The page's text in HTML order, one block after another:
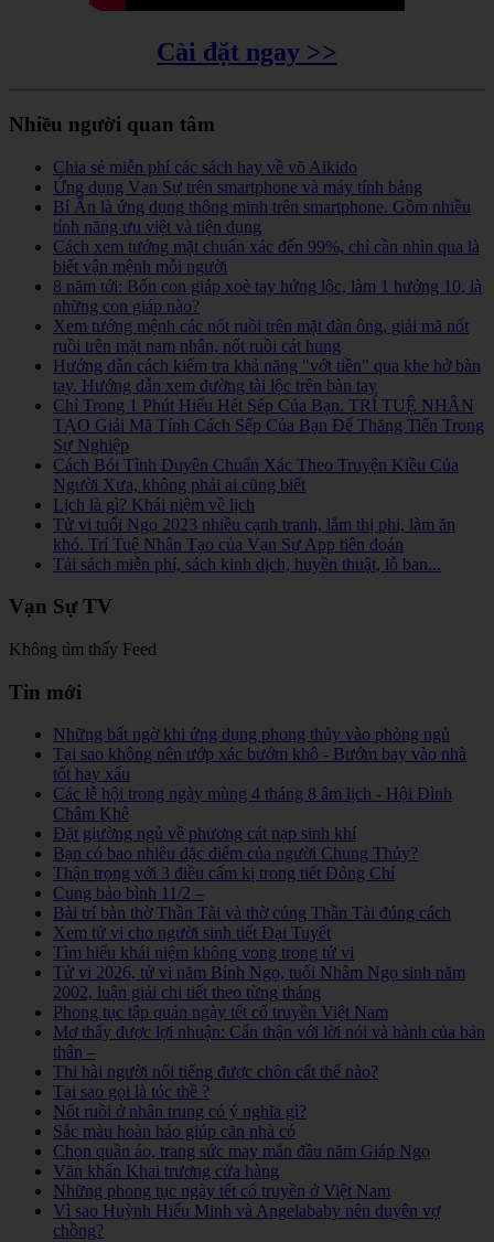
Cài đặt ngay >>
Nhiều người quan tâm
Chia sẻ miễn phí các sách hay về võ Aikido
Ứng dụng Vạn Sự trên smartphone và máy tính bảng
Bí Ẩn là ứng dụng thông minh trên smartphone. Gồm nhiều
tính năng ưu việt và tiện dụng
Cách xem tướng mặt chuẩn xác đến 99%, chỉ cần nhìn qua là
biết vận mệnh mỗi người
8 năm tới: Bốn con giáp xoè tay hứng lộc, làm 1 hưởng 10, là
những con giáp nào?
Xem tướng mệnh các nốt ruồi trên mặt đàn ông, giải mã nốt
ruồi trên mặt nam nhân, nốt ruồi cát hung
Hướng dẫn cách kiểm tra khả năng "vớt tiền" qua khe hở bàn
tay. Hướng dẫn xem đường tài lộc trên bàn tay
Chỉ Trong 1 Phút Hiểu Hết Sếp Của Bạn. TRÍ TUỆ NHÂN
TẠO Giải Mã Tính Cách Sếp Của Bạn Để Thăng Tiến Trong
Sự Nghiệp
Cách Bói Tình Duyên Chuẩn Xác Theo Truyện Kiều Của
Người Xưa, không phải ai cũng biết
Lịch là gì? Khái niệm về lịch
Tử vi tuổi Ngọ 2023 nhiều cạnh tranh, lắm thị phi, làm ăn
khó. Trí Tuệ Nhân Tạo của Vạn Sự App tiên đoán
Tải sách miễn phí, sách kinh dịch, huyền thuật, lỗ ban...
Vạn Sự TV
Không tìm thấy Feed
Tin mới
Những bất ngờ khi ứng dụng phong thủy vào phòng ngủ
Tại sao không nên ướp xác bướm khô - Bướm bay vào nhà
tốt hay xấu
Các lễ hội trong ngày mùng 4 tháng 8 âm lịch - Hội Đình
Châm Khê
Đặt giường ngủ về phương cát nạp sinh khí
Bạn có bao nhiêu đặc điểm của người Chung Thủy?
Thận trọng với 3 điều cấm kị trong tiết Đông Chí
Cung bảo bình 11/2 –
Bài trí bàn thờ Thần Tài và thờ cúng Thần Tài đúng cách
Xem tử vi cho người sinh tiết Đại Tuyết
Tìm hiểu khái niệm không vong trong tử vi
Tử vi 2026, tử vi năm Bính Ngọ, tuổi Nhâm Ngọ sinh năm
2002, luận giải chi tiết theo từng tháng
Phong tục tập quán ngày tết cổ truyền Việt Nam
Mơ thấy được lợi nhuận: Cẩn thận với lời nói và hành của bản
thân –
Thi hài người nổi tiếng được chôn cất thế nào?
Tại sao gọi là tóc thề ?
Nốt ruồi ở nhân trung có ý nghĩa gì?
Sắc màu hoàn hảo giúp căn nhà có
Chọn quần áo, trang sức may mắn đầu năm Giáp Ngọ
Văn khấn Khai trương cửa hàng
Những phong tục ngày tết cổ truyền ở Việt Nam
Vì sao Huỳnh Hiểu Minh và Angelababy nên duyên vợ
chồng?